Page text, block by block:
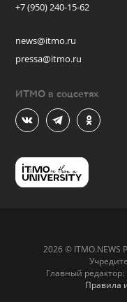
+7 (950) 240-15-62
news@itmo.ru
pressa@itmo.ru
ИТМО в соцсетях
2026 © ITMO.NEWS
Главный
Правила